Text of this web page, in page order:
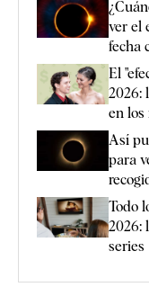
ver el
fecha
El
2026:
en los
Así
para
Todo
2026:
series